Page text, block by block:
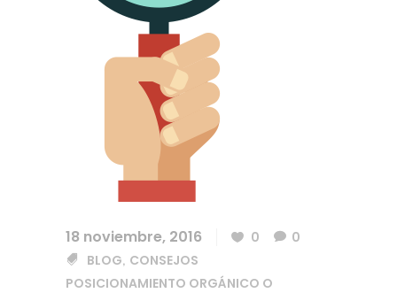
18 noviembre, 2016 0
0
BLOG, CONSEJOS
POSICIONAMIENTO ORGÁNICO O